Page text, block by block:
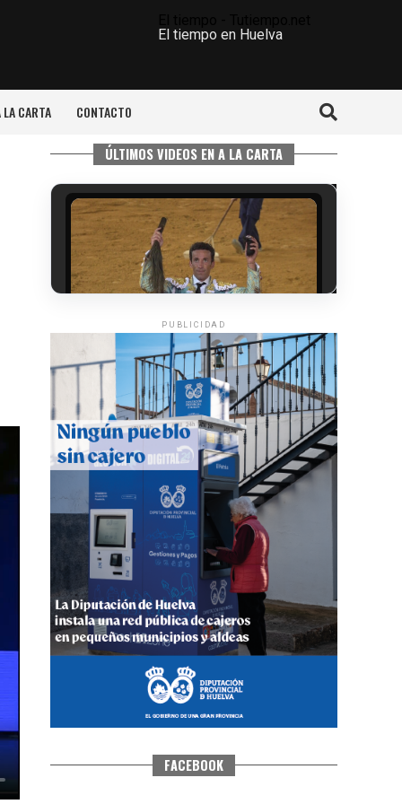
El tiempo en Huelva
LA CARTA CONTACTO
ÚLTIMOS VIDEOS EN A LA CARTA
6º DÍA DE LAS FIESTAS COLOMBINAS
2026
·Huelvatv
QUINTA CORRIDA DE LAS FIESTAS
COLOMBINAS 2026
hace 4 días· Huelvatv
PUBLICIDAD
FACEBOOK